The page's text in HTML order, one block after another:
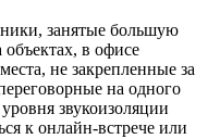
занятые большую
объектах, в офисе
не закрепленные за
на одного
звукоизоляции
к онлайн-встрече или